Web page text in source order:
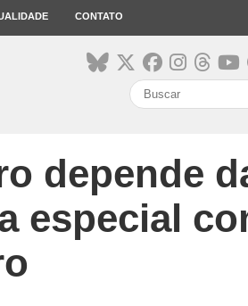
CONTATO
depende
especial